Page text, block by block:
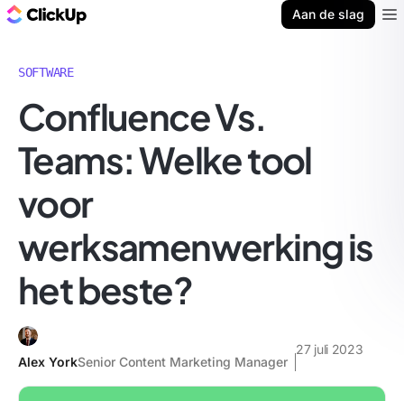
Aan de slag
SOFTWARE
Confluence Vs.
Teams: Welke tool
voor
werksamenwerking is
het beste?
Alex YorkSenior Content Marketing Manager
27 juli 2023